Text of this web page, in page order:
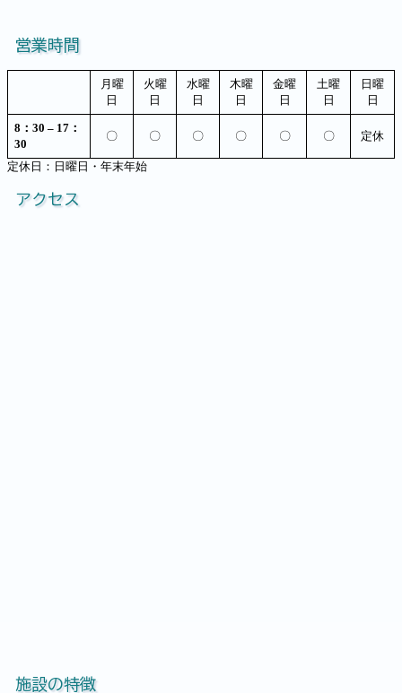
営業時間
月曜
日
火曜
日
水曜
日
木曜
日
金曜
日
土曜
日
日曜
日
8：30 – 17：
30
〇 〇 〇 〇 〇 〇 定休
定休日：日曜日・年末年始
アクセス
施設の特徴